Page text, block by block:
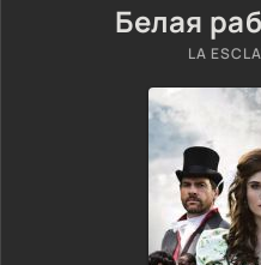
Белая
LA